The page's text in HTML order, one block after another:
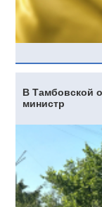
В Тамбовской
министр